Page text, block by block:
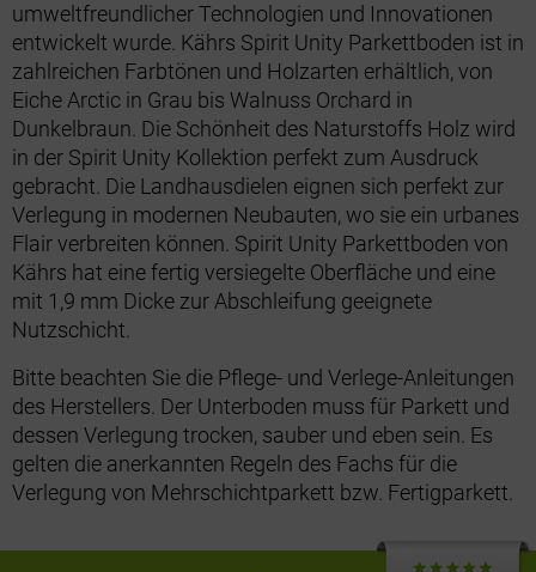
umweltfreundlicher Technologien und Innovationen
entwickelt wurde. Kährs Spirit Unity Parkettboden ist in
zahlreichen Farbtönen und Holzarten erhältlich, von
Eiche Arctic in Grau bis Walnuss Orchard in
Dunkelbraun. Die Schönheit des Naturstoffs Holz wird
in der Spirit Unity Kollektion perfekt zum Ausdruck
gebracht. Die Landhausdielen eignen sich perfekt zur
Verlegung in modernen Neubauten, wo sie ein urbanes
Flair verbreiten können. Spirit Unity Parkettboden von
Kährs hat eine fertig versiegelte Oberfläche und eine
mit 1,9 mm Dicke zur Abschleifung geeignete
Nutzschicht.
Bitte beachten Sie die Pflege- und Verlege-Anleitungen
des Herstellers. Der Unterboden muss für Parkett und
dessen Verlegung trocken, sauber und eben sein. Es
gelten die anerkannten Regeln des Fachs für die
Verlegung von Mehrschichtparkett bzw. Fertigparkett.